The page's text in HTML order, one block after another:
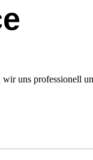
uns professionell